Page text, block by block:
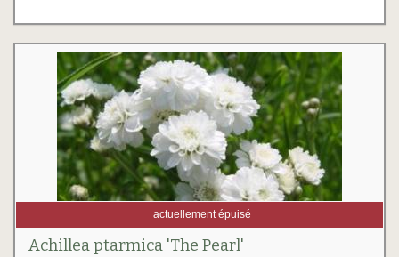
actuellement épuisé
Achillea ptarmica 'The Pearl'